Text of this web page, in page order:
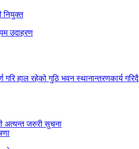
नियुक्त
उदाहरण
गरि हाल रहेको गुठि भवन स्थानान्तरणकार्य गरिदै
अत्यन्त जरुरी सुचना